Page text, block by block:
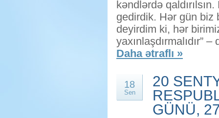
kəndlərdə
gedirdik. Hər gün biz
deyirdim ki, hər
yaxınlaşdırmalıdır”
Daha ətraflı »
18
Sen
20
GÜNÜ,